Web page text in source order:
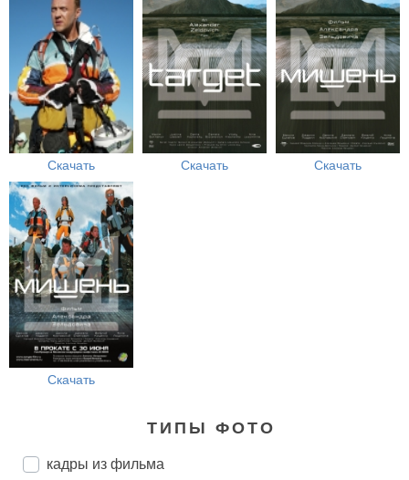
Скачать Скачать Скачать
Скачать
ТИПЫ ФОТО
кадры из фильма